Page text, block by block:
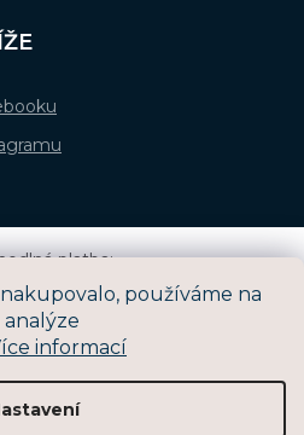
používáme na
informací
platba: